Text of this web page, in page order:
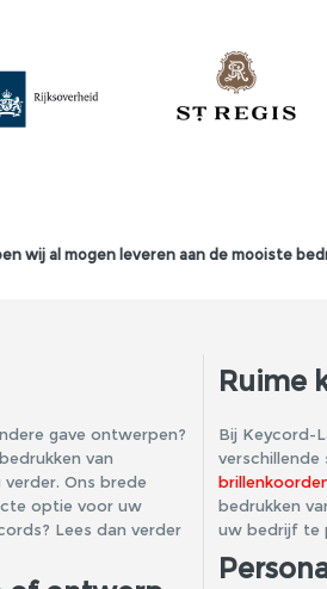
wij al mogen leveren aan de mooiste
gave ontwerpen?
van
Ons brede
optie voor uw
Lees dan verder
Ruime
Bij Keycord-
verschillende
bedrukken
uw bedrijf te